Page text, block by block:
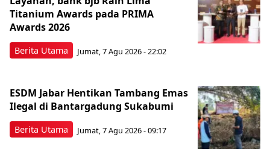
Berita Utama
Titanium Awards pada PRIMA
Awards 2026
Jumat, 7 Agu 2026 - 22:02
Berita Utama
ESDM Jabar Hentikan Tambang Emas
Ilegal di Bantargadung Sukabumi
Jumat, 7 Agu 2026 - 09:17